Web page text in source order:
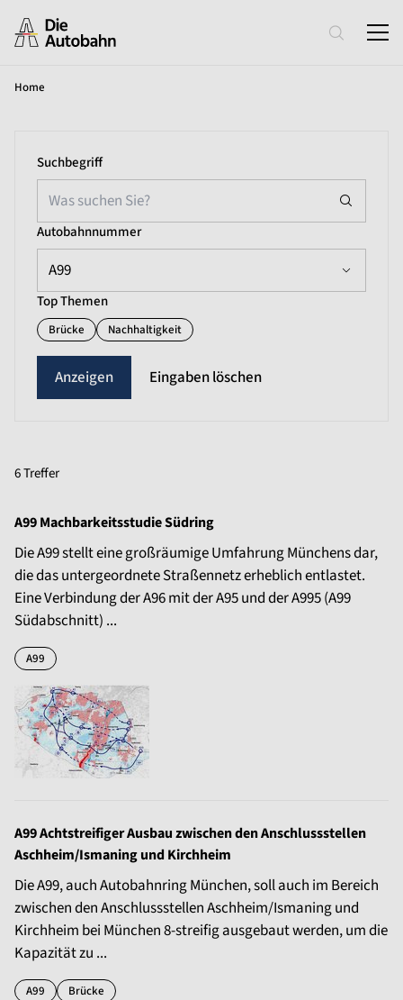
Home
Suchbegriff
Autobahnnummer
A99
Top Themen
Brücke Nachhaltigkeit
Eingaben löschen
6 Treffer
A99 Machbarkeitsstudie Südring
Die A99 stellt eine großräumige Umfahrung Münchens dar,
die das untergeordnete Straßennetz erheblich entlastet.
Eine Verbindung der A96 mit der A95 und der A995 (A99
Südabschnitt) ...
A99
A99 Achtstreifiger Ausbau zwischen den Anschlussstellen
Aschheim/Ismaning und Kirchheim
Die A99, auch Autobahnring München, soll auch im Bereich
zwischen den Anschlussstellen Aschheim/Ismaning und
Kirchheim bei München 8-streifig ausgebaut werden, um die
Kapazität zu ...
A99 Brücke